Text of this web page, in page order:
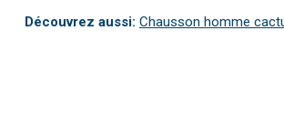
Découvrez aussi: Chausson homme